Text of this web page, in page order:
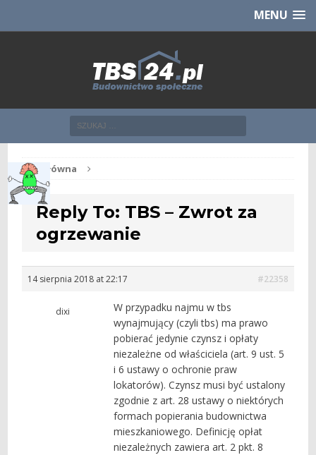
CHCĘ [klik]MENU
Str. główna
Reply To: TBS – Zwrot za
ogrzewanie
14 sierpnia 2018 at 22:17 #22358
dixi
W przypadku najmu w tbs
wynajmujący (czyli tbs) ma prawo
pobierać jedynie czynsz i opłaty
niezależne od właściciela (art. 9 ust. 5
i 6 ustawy o ochronie praw
lokatorów). Czynsz musi być ustalony
zgodnie z art. 28 ustawy o niektórych
formach popierania budownictwa
mieszkaniowego. Definicję opłat
niezależnych zawiera art. 2 pkt. 8